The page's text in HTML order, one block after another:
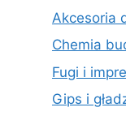
Akcesoria
Chemia
Fugi i
Gips i